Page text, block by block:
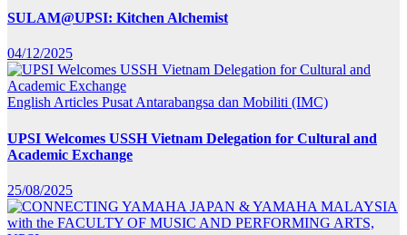
SULAM@UPSI: Kitchen Alchemist
04/12/2025
English Articles Pusat Antarabangsa dan Mobiliti (IMC)
UPSI Welcomes USSH Vietnam Delegation for Cultural and
Academic Exchange
25/08/2025